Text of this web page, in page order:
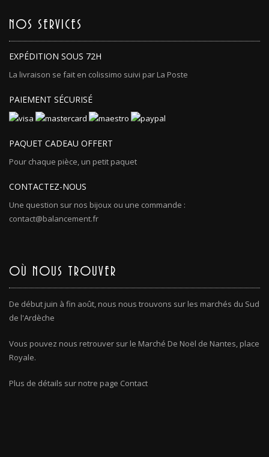
NOS SERVICES
EXPÉDITION SOUS 72H
La livraison se fait en colissimo suivi par La Poste
PAIEMENT SÉCURISÉ
PAQUET CADEAU OFFERT
Pour chaque pièce, un petit paquet
CONTACTEZ-NOUS
Une question sur nos bijoux ou une commande :
contact@balancement.fr
OÙ NOUS TROUVER
De début juin à fin août, nous nous trouvons sur les marchés du Sud
de l'Ardèche
Vous pouvez nous retrouver sur le Marché De Noël de Nantes, place
Royale.
Plus de détails sur notre page Contact